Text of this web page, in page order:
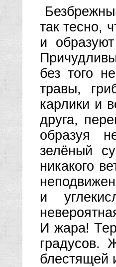
так тесно,
и
без того
травы,
карлики и
друга,
образуя
зелёный
никакого
и
И жара!
градусов.
блестящей